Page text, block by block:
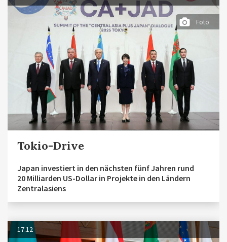
Foto
Tokio-Drive
Japan investiert in den nächsten fünf Jahren rund
20 Milliarden US-Dollar in Projekte in den Ländern
Zentralasiens
17.12